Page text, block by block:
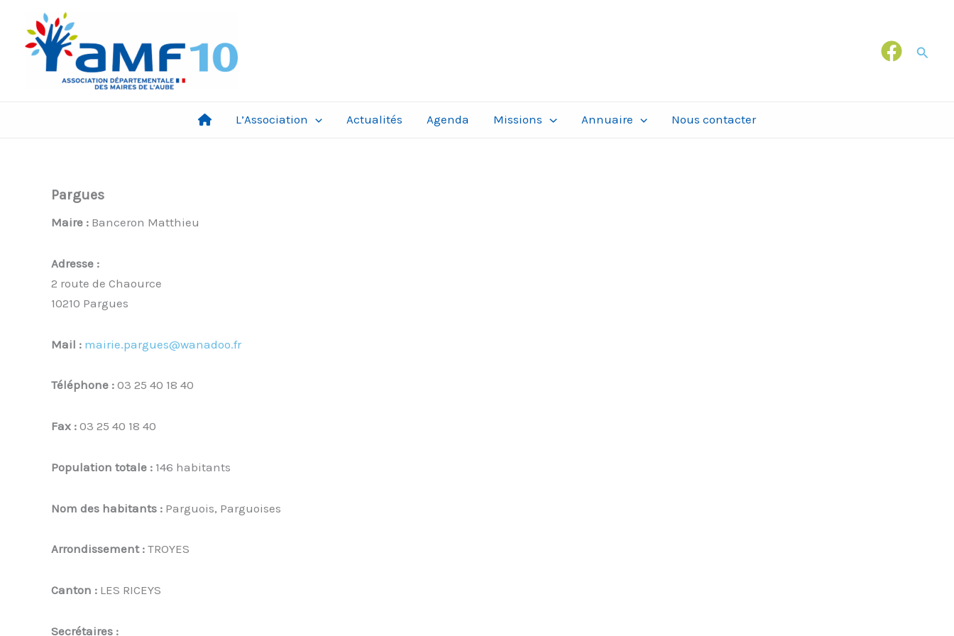
contenu
L’Association Actualités Agenda Missions Annuaire Nous contacter
Pargues
Maire : Banceron Matthieu
Adresse :
2 route de Chaource
10210 Pargues
Mail : mairie.pargues@wanadoo.fr
Téléphone : 03 25 40 18 40
Fax : 03 25 40 18 40
Population totale : 146 habitants
Nom des habitants : Parguois, Parguoises
Arrondissement : TROYES
Canton : LES RICEYS
Secrétaires :